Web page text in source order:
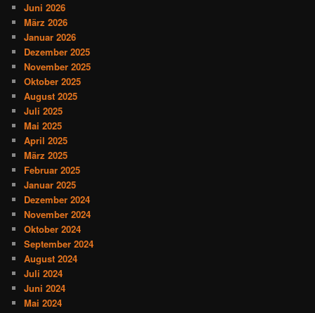
Juni 2026
März 2026
Januar 2026
Dezember 2025
November 2025
Oktober 2025
August 2025
Juli 2025
Mai 2025
April 2025
März 2025
Februar 2025
Januar 2025
Dezember 2024
November 2024
Oktober 2024
September 2024
August 2024
Juli 2024
Juni 2024
Mai 2024